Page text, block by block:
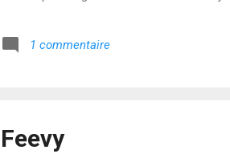
1 commentaire
Feevy